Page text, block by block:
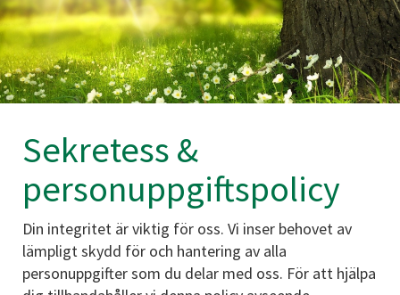
Sekretess &
personuppgiftspolicy
Din integritet är viktig för oss. Vi inser behovet av
lämpligt skydd för och hantering av alla
personuppgifter som du delar med oss. För att hjälpa